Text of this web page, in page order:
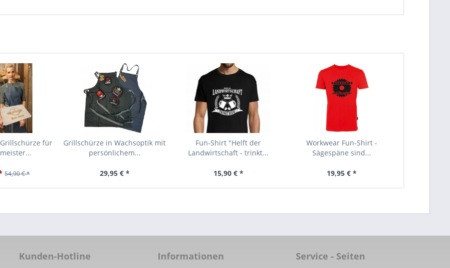
für
54,90 € *
Grillschürze in Wachsoptik mit
persönlichem...
29,95 € *
Fun-Shirt "Helft der
Landwirtschaft - trinkt...
15,90 € *
Workwear Fun-Shirt -
Sägespäne sind...
19,95 € *
Kunden-Hotline Informationen Service - Seiten